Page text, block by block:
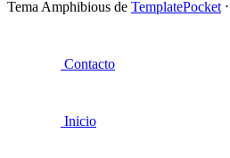
Tema Amphibious de TemplatePocket ⋅
Contacto
Inicio